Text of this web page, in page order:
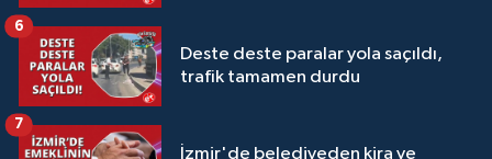
Deste deste paralar yola saçıldı,
trafik tamamen durdu
6
İzmir'de belediyeden kira ve
7